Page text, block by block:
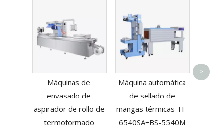
Máquinas de
envasado de
aspirador de rollo de
termoformado
Máquina automática
de sellado de
mangas térmicas TF-
6540SA+BS-5540M
de
>